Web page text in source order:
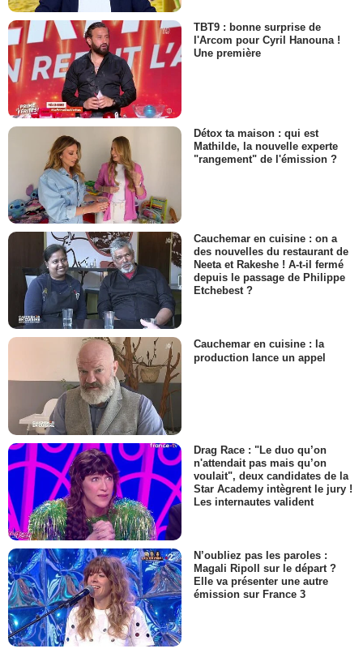
TBT9 : bonne surprise de
l'Arcom pour Cyril Hanouna !
Une première
Détox ta maison : qui est
Mathilde, la nouvelle experte
"rangement" de l'émission ?
Cauchemar en cuisine : on a
des nouvelles du restaurant de
Neeta et Rakeshe ! A-t-il fermé
depuis le passage de Philippe
Etchebest ?
Cauchemar en cuisine : la
production lance un appel
Drag Race : "Le duo qu’on
n'attendait pas mais qu’on
voulait", deux candidates de la
Star Academy intègrent le jury !
Les internautes valident
N’oubliez pas les paroles :
Magali Ripoll sur le départ ?
Elle va présenter une autre
émission sur France 3